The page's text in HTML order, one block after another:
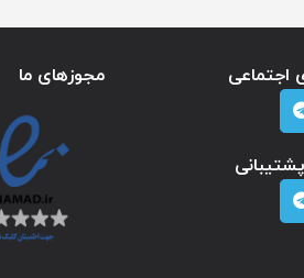
اجتماعی
پشتیبانی
مجوزهای ما